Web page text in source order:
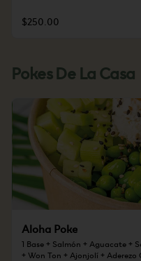
$250.00
Pokes De La Casa
Aloha Poke
1 Base + Salmón + Aguacate +
+ Won Ton + Ajonjolí + Aderezo